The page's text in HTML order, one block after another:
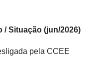
/ Situação (jun/2026)
pela CCEE